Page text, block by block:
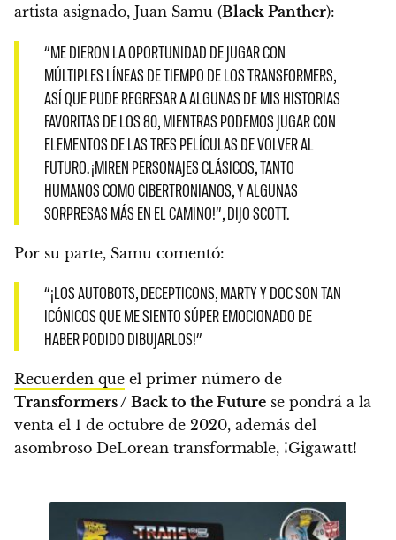
artista asignado, Juan Samu (Black Panther):
“ME DIERON LA OPORTUNIDAD DE JUGAR CON
MÚLTIPLES LÍNEAS DE TIEMPO DE LOS TRANSFORMERS,
ASÍ QUE PUDE REGRESAR A ALGUNAS DE MIS HISTORIAS
FAVORITAS DE LOS 80, MIENTRAS PODEMOS JUGAR CON
ELEMENTOS DE LAS TRES PELÍCULAS DE VOLVER AL
FUTURO. ¡MIREN PERSONAJES CLÁSICOS, TANTO
HUMANOS COMO CIBERTRONIANOS, Y ALGUNAS
SORPRESAS MÁS EN EL CAMINO!”, DIJO SCOTT.
Por su parte, Samu comentó:
“¡LOS AUTOBOTS, DECEPTICONS, MARTY Y DOC SON TAN
ICÓNICOS QUE ME SIENTO SÚPER EMOCIONADO DE
HABER PODIDO DIBUJARLOS!”
Recuerden que el primer número de
Transformers / Back to the Future se pondrá a la
venta el 1 de octubre de 2020, además del
asombroso DeLorean transformable, ¡Gigawatt!